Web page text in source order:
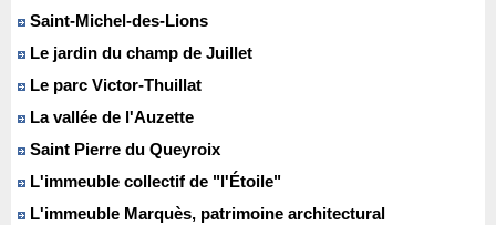
Saint-Michel-des-Lions
Le jardin du champ de Juillet
Le parc Victor-Thuillat
La vallée de l'Auzette
Saint Pierre du Queyroix
L'immeuble collectif de "l'Étoile"
L'immeuble Marquès, patrimoine architectural